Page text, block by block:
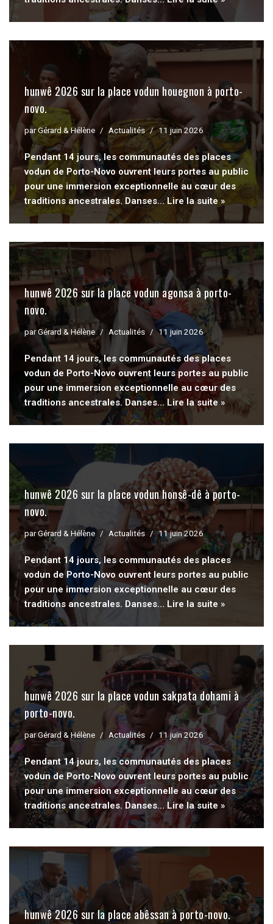
hunwê 2026 sur la place vodun houegnon à porto-
novo.
parGérard & Hélène Actualités 11 juin 2026
Pendant 14 jours, les communautés des places
vodun de Porto-Novo ouvrent leurs portes au public
pour une immersion exceptionnelle au cœur des
traditions ancestrales. Danses…Lire la suite »
hunwê 2026 sur la place vodun agonsa à porto-
novo.
parGérard & Hélène Actualités 11 juin 2026
Pendant 14 jours, les communautés des places
vodun de Porto-Novo ouvrent leurs portes au public
pour une immersion exceptionnelle au cœur des
traditions ancestrales. Danses… Lire la suite »
hunwê 2026 sur la place vodun honsê-dê à porto-
novo.
parGérard & Hélène Actualités 11 juin 2026
Pendant 14 jours, les communautés des places
vodun de Porto-Novo ouvrent leurs portes au public
pour une immersion exceptionnelle au cœur des
traditions ancestrales. Danses… Lire la suite »
hunwê 2026 sur la place vodun sakpata dohami à
porto-novo.
parGérard & Hélène Actualités 11 juin 2026
Pendant 14 jours, les communautés des places
vodun de Porto-Novo ouvrent leurs portes au public
pour une immersion exceptionnelle au cœur des
traditions ancestrales. Danses… Lire la suite »
hunwê 2026 sur la place abêssan à porto-novo.